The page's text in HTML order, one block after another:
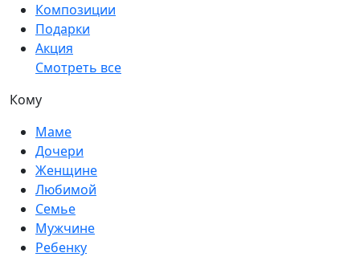
Композиции
Подарки
Акция
Смотреть все
Кому
Маме
Дочери
Женщине
Любимой
Семье
Мужчине
Ребенку